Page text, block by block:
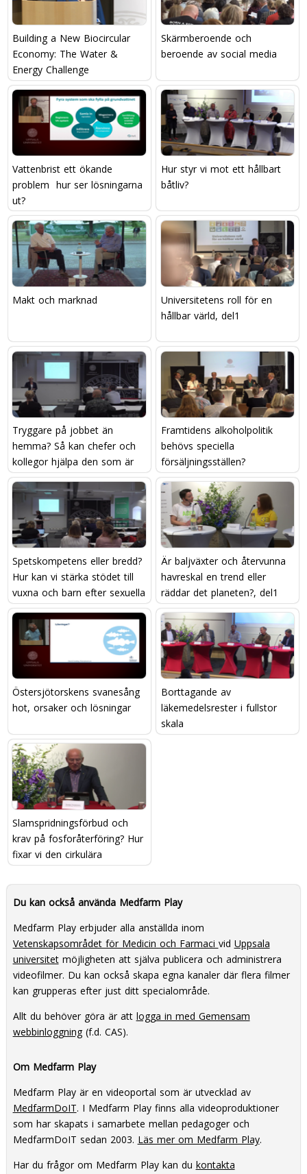
Building a New Biocircular
Economy: The Water &
Energy Challenge
Skärmberoende och
beroende av social media
Vattenbrist ett ökande
problem  hur ser lösningarna
ut?
Hur styr vi mot ett hållbart
båtliv?
Makt och marknad
Universitetens roll för en
hållbar värld, del1
Tryggare på jobbet än
hemma? Så kan chefer och
kollegor hjälpa den som är
utsatt för våld
Framtidens alkoholpolitik 
behövs speciella
försäljningsställen?
Spetskompetens eller bredd?
Hur kan vi stärka stödet till
vuxna och barn efter sexuella
övergrepp?
Är baljväxter och återvunna
havreskal en trend eller
räddar det planeten?, del1
Östersjötorskens svanesång 
hot, orsaker och lösningar
Borttagande av
läkemedelsrester i fullstor
skala
Slamspridningsförbud och
krav på fosforåterföring? Hur
fixar vi den cirkulära
ekonomin i Sverige?
Du kan också använda Medfarm Play
Medfarm Play erbjuder alla anställda inom
Vetenskapsområdet för Medicin och Farmaci vid Uppsala
universitetmöjligheten att själva publicera och administrera
videofilmer. Du kan också skapa egna kanaler där flera filmer
kan grupperas efter just ditt specialområde.
Allt du behöver göra är att logga in med Gemensam
webbinloggning(f.d. CAS).
Om Medfarm Play
Medfarm Play är en videoportal som är utvecklad av
MedfarmDoIT. I Medfarm Play finns alla videoproduktioner
som har skapats i samarbete mellan pedagoger och
MedfarmDoIT sedan 2003. Läs mer om Medfarm Play.
Har du frågor om Medfarm Play kan du kontakta